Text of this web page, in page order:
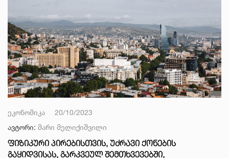
ეკონომიკა
20/10/2023
ავტორი: მარი მელიქიშვილი
ᲤᲘᲖᲘᲙᲣᲠᲘ ᲞᲘᲠᲔᲑᲘᲡᲗᲕᲘᲡ, ᲣᲫᲠᲐᲕᲘ ᲥᲝᲜᲔᲑᲘᲡ
ᲒᲐᲧᲘᲓᲕᲘᲡᲐᲡ, ᲒᲐᲠᲙᲕᲔᲣᲚ ᲨᲔᲛᲗᲮᲕᲔᲕᲔᲑᲨᲘ,